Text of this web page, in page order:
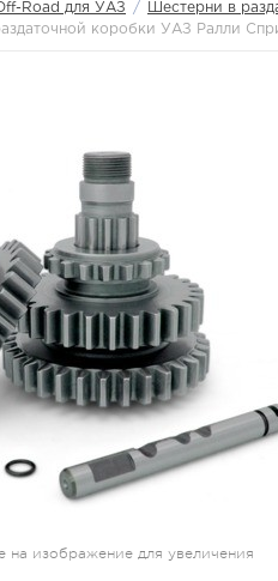
Road для УАЗ / Шестерни в
коробки УАЗ Ралли
на изображение для увеличения